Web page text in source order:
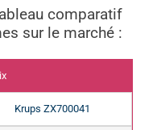
comparatif
sur le marché :
Krups ZX700041